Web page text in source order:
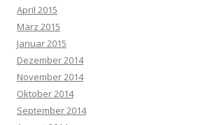
April 2015
März 2015
Januar 2015
Dezember 2014
November 2014
Oktober 2014
September 2014